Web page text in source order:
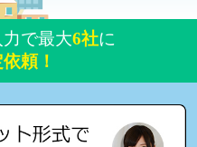
で最大6社に
頼！